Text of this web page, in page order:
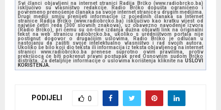
Svi članci objavljeni na internet stranici Radija Brčko (www.radiobrcko.ba)
isključivo su vlasništvo redakcije. Radio Brčko dopušta ograničeno i
povremeno prenošenje članaka sa svoje internet stranice u drugim medijima.
Drugi mediji smiju prenijeti informacije iz pojedinih članaka sa Internet
stranice Radija Brčko (www.radiobrcko.ba) isključivo kao kratku vijest od
najviše četiri reda (300 slovnih znakova), uz obavezno navođenje izvora
(Radio Brčko), pri čemu su on-line izdanja dužna objaviti link na originalni
tekst na web stranicu radiobrcko.ba, ukoliko s uredništvom portala nije
postignut dogovor o drugačijim uslovima. Radio Brčko je odlučan u
nastojanju da zaštiti svoje intelektualno vlasništvo i rad svojih autora.
Ukoliko se bilo koji dio teksta ili informacija iz teksta objavljenog na internet
stranici www.radiobrcko.ba prenese suprotno ovim pravilima, protiv
prekršioca će biti pokrenut pravni postupak pred Osnovnim sudom Brčko
distrikta. Za detaljnije informacije o uslovima korištenja kliknite na USLOVI
KORIŠTENJA.
PODIJELI 0